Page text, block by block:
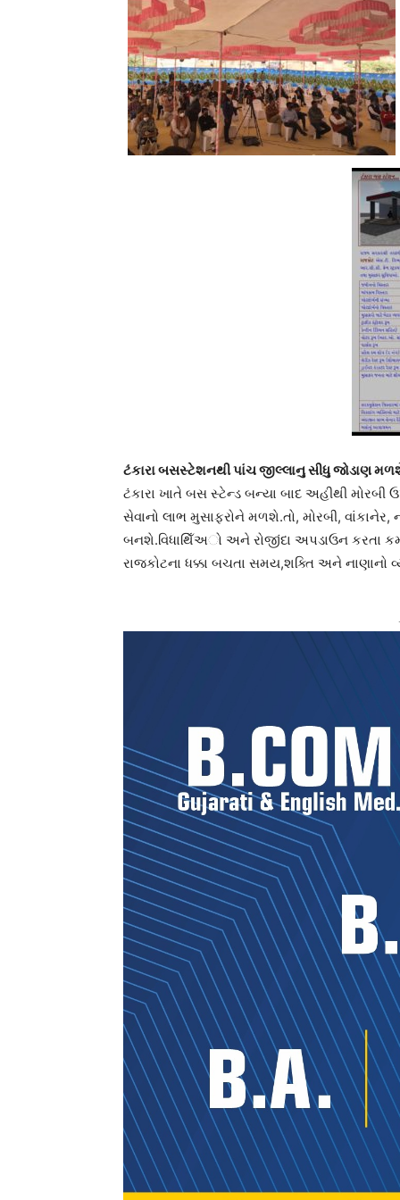
ટંકારા બસસ્ટેશનથી પાંચ જીલ્લાનુ સીધુ જોડાણ
ટંકારા ખાતે બસ સ્ટેન્ડ બન્યા બાદ અહીથી મોરબી
સેવાનો લાભ મુસાફરોને મળશે.તો, મોરબી,
બનશે.વિધાથિઁઅો અને રોજીંદા અપડાઉન કરતા
રાજકોટના ધક્કા બચતા સમય,શક્તિ અને